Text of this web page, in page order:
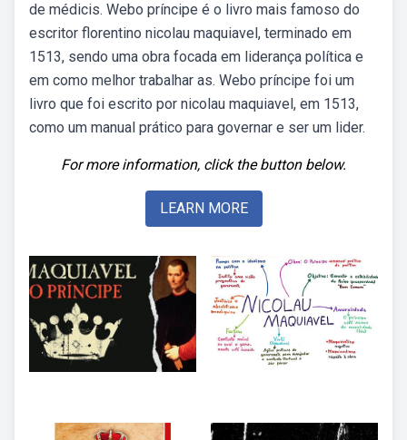
de médicis. Webo príncipe é o livro mais famoso do
escritor florentino nicolau maquiavel, terminado em
1513, sendo uma obra focada em liderança política e
em como melhor trabalhar as. Webo príncipe foi um
livro que foi escrito por nicolau maquiavel, em 1513,
como um manual prático para governar e ser um lider.
For more information, click the button below.
LEARN MORE